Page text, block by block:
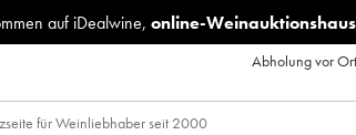
auf iDealwine, online-Weinauktionshaus
Abholung vor Ort